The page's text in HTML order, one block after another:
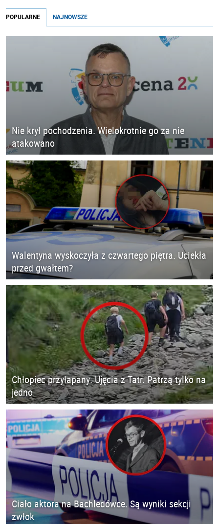
POPULARNE NAJNOWSZE
Nie krył pochodzenia. Wielokrotnie go za nie
atakowano
Walentyna wyskoczyła z czwartego piętra. Uciekła
przed gwałtem?
Chłopiec przyłapany. Ujęcia z Tatr. Patrzą tylko na
jedno
Ciało aktora na Bachledówce. Są wyniki sekcji
zwłok